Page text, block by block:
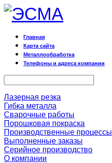
Главная
Карта сайта
Металлообработка
Телефоны и адреса компании
Лазерная резка
Гибка металла
Сварочные работы
Порошковая покраска
Производственные процессы
Выполненные заказы
Серийное производство
О компании